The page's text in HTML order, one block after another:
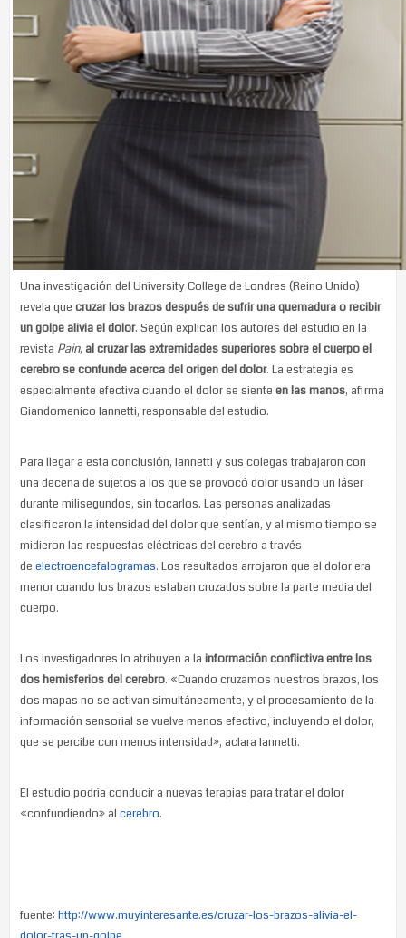
Una investigación del University College de Londres (Reino Unido)
revela que cruzar los brazos después de sufrir una quemadura o recibir
un golpe alivia el dolor. Según explican los autores del estudio en la
revista Pain, al cruzar las extremidades superiores sobre el cuerpo el
cerebro se confunde acerca del origen del dolor. La estrategia es
especialmente efectiva cuando el dolor se siente en las manos, afirma
Giandomenico Iannetti, responsable del estudio.
Para llegar a esta conclusión, Iannetti y sus colegas trabajaron con
una decena de sujetos a los que se provocó dolor usando un láser
durante milisegundos, sin tocarlos. Las personas analizadas
clasificaron la intensidad del dolor que sentían, y al mismo tiempo se
midieron las respuestas eléctricas del cerebro a través
de electroencefalogramas. Los resultados arrojaron que el dolor era
menor cuando los brazos estaban cruzados sobre la parte media del
cuerpo.
Los investigadores lo atribuyen a la información conflictiva entre los
dos hemisferios del cerebro. «Cuando cruzamos nuestros brazos, los
dos mapas no se activan simultáneamente, y el procesamiento de la
información sensorial se vuelve menos efectivo, incluyendo el dolor,
que se percibe con menos intensidad», aclara Iannetti.
El estudio podría conducir a nuevas terapias para tratar el dolor
«confundiendo» al cerebro.
fuente: http://www.muyinteresante.es/cruzar-los-brazos-alivia-el-